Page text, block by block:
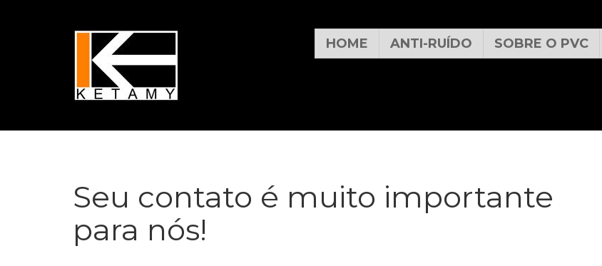
HOME ANTI-RUÍDO SOBRE O PVC
Seu contato é muito importante
para nós!